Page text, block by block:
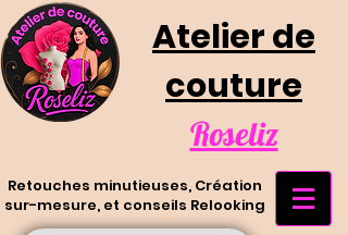
Atelier de
couture
Roseliz
Retouches minutieuses, Création
sur-mesure, et conseils Relooking